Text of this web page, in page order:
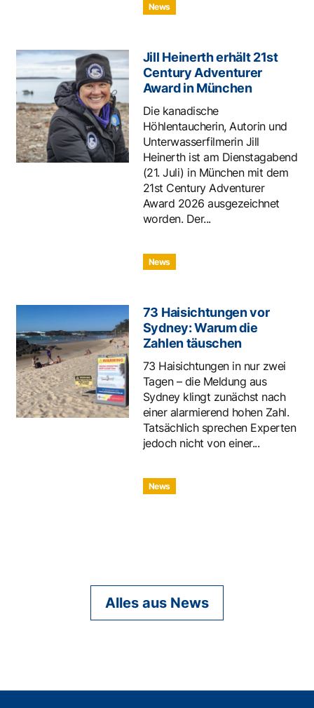
News
Jill Heinerth erhält 21st
Century Adventurer
Award in München
Die kanadische
Höhlentaucherin, Autorin und
Unterwasserfilmerin Jill
Heinerth ist am Dienstagabend
(21. Juli) in München mit dem
21st Century Adventurer
Award 2026 ausgezeichnet
worden. Der...
News
73 Haisichtungen vor
Sydney: Warum die
Zahlen täuschen
73 Haisichtungen in nur zwei
Tagen – die Meldung aus
Sydney klingt zunächst nach
einer alarmierend hohen Zahl.
Tatsächlich sprechen Experten
jedoch nicht von einer...
News
Alles aus News